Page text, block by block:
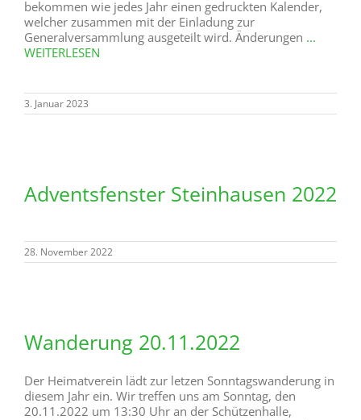
bekommen wie jedes Jahr einen gedruckten Kalender,
welcher zusammen mit der Einladung zur
Generalversammlung ausgeteilt wird. Änderungen ...
WEITERLESEN
3. Januar 2023
Adventsfenster Steinhausen 2022
28. November 2022
Wanderung 20.11.2022
Der Heimatverein lädt zur letzen Sonntagswanderung in
diesem Jahr ein. Wir treffen uns am Sonntag, den
20.11.2022 um 13:30 Uhr an der Schützenhalle,